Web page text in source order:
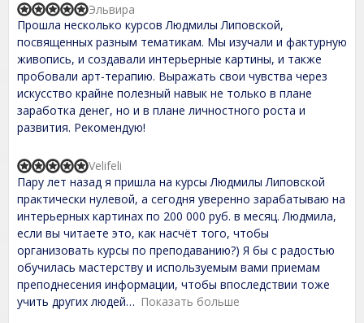
5
R
a
t
e
d
5
,
0
o
u
o
f
5
Прошла несколько курсов Людмилы Липовской,
посвященных разным тематикам. Мы изучали и фактурную
живопись, и создавали интерьерные картины, и также
пробовали арт-терапию. Выражать свои чувства через
искусство крайне полезный навык не только в плане
заработка денег, но и в плане личностного роста и
развития. Рекомендую!
Эльвира
R
a
t
d
5
,
0
o
u
t
o
Пару лет назад я пришла на курсы Людмилы Липовской
практически нулевой, а сегодня уверенно зарабатываю на
интерьерных картинах по 200 000 руб. в месяц. Людмила,
если вы читаете это, как насчёт того, чтобы
организовать курсы по преподаванию?) Я бы с радостью
обучилась мастерству и используемым вами приемам
преподнесения информации, чтобы впоследствии тоже
учить других людей
Показать больше
Velifeli